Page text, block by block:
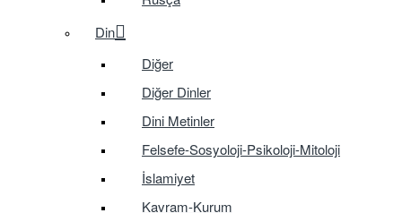
Din
Diğer
Diğer Dinler
Dini Metinler
Felsefe-Sosyoloji-Psikoloji-Mitoloji
İslamiyet
Kavram-Kurum